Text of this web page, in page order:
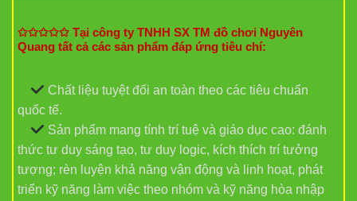
✩✩✩✩✩ Tại công ty TNHH SX TM đồ chơi Nguyên
Quang tất cả các sản phẩm đáp ứng tiêu chí:
Chất liệu tuyệt đối an toàn theo các tiêu chuẩn
quốc tế.
Sản phẩm mang tính trí tuệ và giáo dục cao: đánh
thức tư duy sáng tạo, tư duy logic, kích thích trí tưởng
tượng; rèn luyện khả năng vận động và linh hoạt, phát
triển kỹ năng làm việc theo nhóm và kỹ năng hòa nhập